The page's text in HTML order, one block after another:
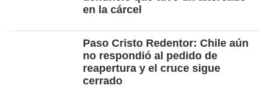
en la cárcel
Paso Cristo Redentor: Chile aún
no respondió al pedido de
reapertura y el cruce sigue
cerrado